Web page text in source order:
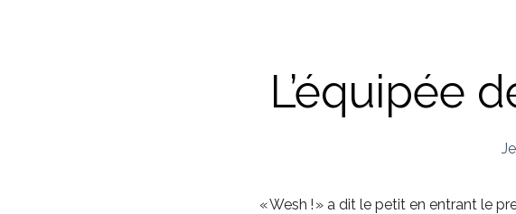
L’équipée
« Wesh ! » a dit le petit en entrant le